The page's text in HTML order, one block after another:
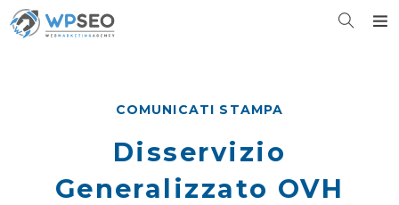
COMUNICATI STAMPA
Disservizio
Generalizzato OVH